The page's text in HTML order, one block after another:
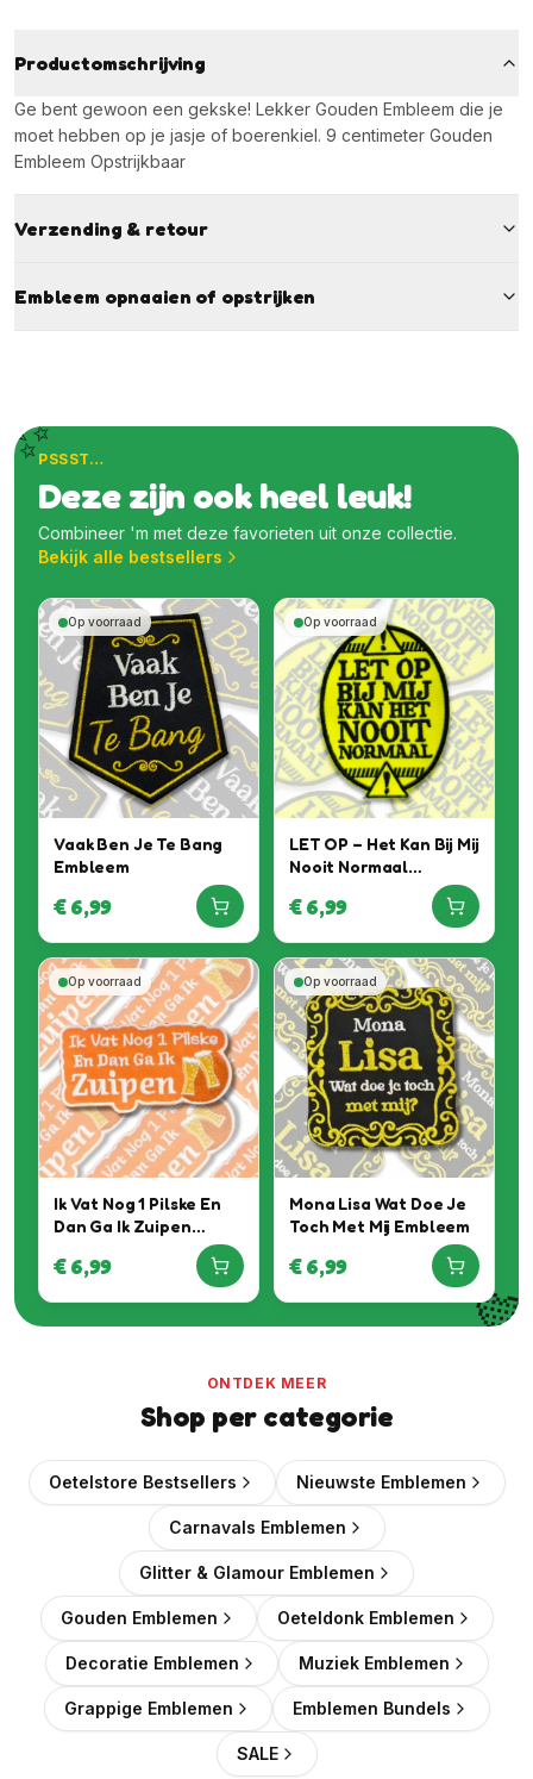
Productomschrijving
Ge bent gewoon een gekske! Lekker Gouden Embleem die je
moet hebben op je jasje of boerenkiel. 9 centimeter Gouden
Embleem Opstrijkbaar
Verzending & retour
Embleem opnaaien of opstrijken
PSSST…
Deze zijn ook heel leuk!
Combineer 'm met deze favorieten uit onze collectie.
Bekijk alle bestsellers
Op voorraad
Vaak Ben Je Te Bang
Embleem
€6,99
Op voorraad
LET OP – Het Kan Bij Mij
Nooit Normaal
€6,99
Op voorraad
Ik Vat Nog 1 Pilske En
Dan Ga Ik Zuipen
€6,99
Op voorraad
Mona Lisa Wat Doe Je
Toch Met Mij Embleem
€6,99
ONTDEK MEER
Shop per categorie
Oetelstore Bestsellers Nieuwste Emblemen
Carnavals Emblemen
Glitter & Glamour Emblemen
Gouden Emblemen Oeteldonk Emblemen
Decoratie Emblemen Muziek Emblemen
Grappige Emblemen Emblemen Bundels
SALE